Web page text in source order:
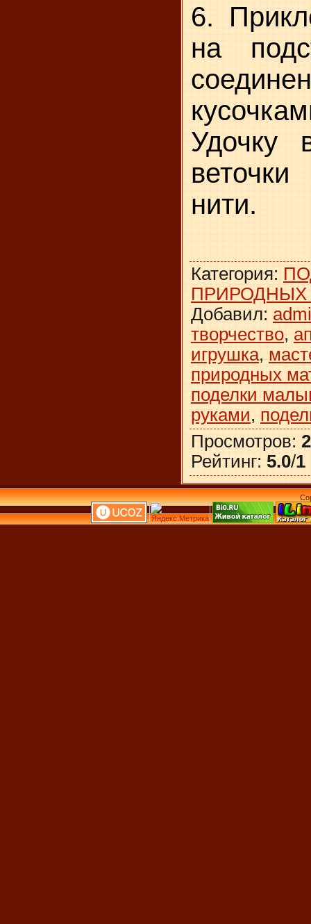
6.
на
Удочку
нити.
Категория:
ПРИРОДНЫХ
Добавил:
творчество,
игрушка,
природных
поделки
руками,
Просмотров:
Рейтинг: 5.0/1